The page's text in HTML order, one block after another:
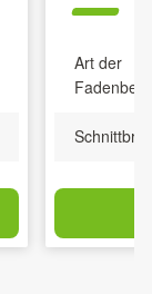
Art der